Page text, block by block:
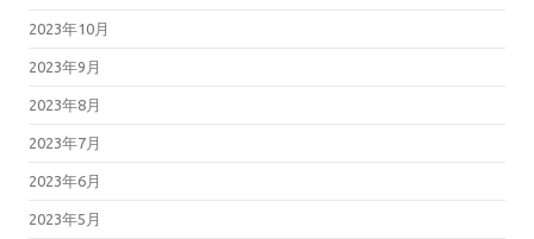
2023年10月
2023年9月
2023年8月
2023年7月
2023年6月
2023年5月